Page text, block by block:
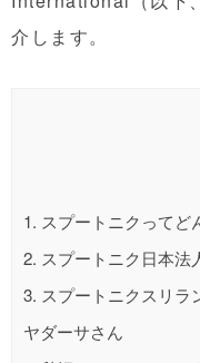
介します。
1. スプートニクってど
2. スプートニク日本法
3. スプートニクスリラ
ヤダーサさん